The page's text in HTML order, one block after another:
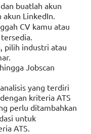
buatlah akun
akun LinkedIn.
CV kamu atau
pilih industri atau
Jobscan
yang terdiri
kriteria ATS
perlu ditambahkan
untuk
ATS.